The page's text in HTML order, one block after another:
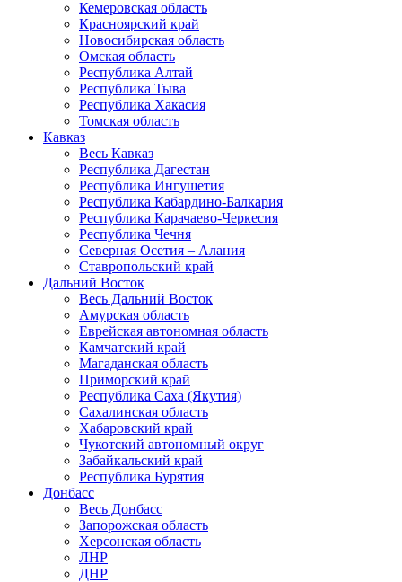
Кемеровская область
Красноярский край
Новосибирская область
Омская область
Республика Алтай
Республика Тыва
Республика Хакасия
Томская область
Кавказ
Весь Кавказ
Республика Дагестан
Республика Ингушетия
Республика Кабардино-Балкария
Республика Карачаево-Черкесия
Республика Чечня
Северная Осетия – Алания
Ставропольский край
Дальний Восток
Весь Дальний Восток
Амурская область
Еврейская автономная область
Камчатский край
Магаданская область
Приморский край
Республика Саха (Якутия)
Сахалинская область
Хабаровский край
Чукотский автономный округ
Забайкальский край
Республика Бурятия
Донбасс
Весь Донбасс
Запорожская область
Херсонская область
ЛНР
ДНР